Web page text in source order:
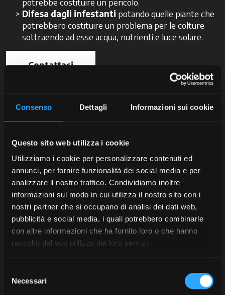
Consenso Dettagli Informazioni sui cookie
Questo sito web utilizza i cookie
Utilizziamo i cookie per personalizzare contenuti ed
annunci, per fornire funzionalità dei social media e per
analizzare il nostro traffico. Condividiamo inoltre
informazioni sul modo in cui utilizza il nostro sito con i
nostri partner che si occupano di analisi dei dati web,
pubblicità e social media, i quali potrebbero combinarle
con altre informazioni che ha fornito loro o che hanno
raccolto dal suo utilizzo dei loro servizi.
delNecessari
Difesa dagli infestanti potando quelle piante che
potrebbero costituire un problema per le colture
sottraendo ad esse acqua, nutrienti e luce solare.
Contattaci
Come effettuare correttamente uno
Come quasi tutte le attività agricole, anche lo sfalcio può
essere effettuato manualmente grazie a strumenti come
le falci o i decespugliatori. Ovviamente però, questa è
un’operazione fattibile se si tratta di un piccolo
appezzamento di terreno.
La falciatrice
Se ci troviamo di fronte ad un intero campo da sfalciare,
tipologie, vediamo le principali: